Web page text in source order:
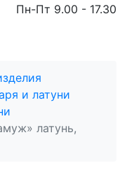
Пн-Пт 9.00 - 17.30
и латуни
латунь,